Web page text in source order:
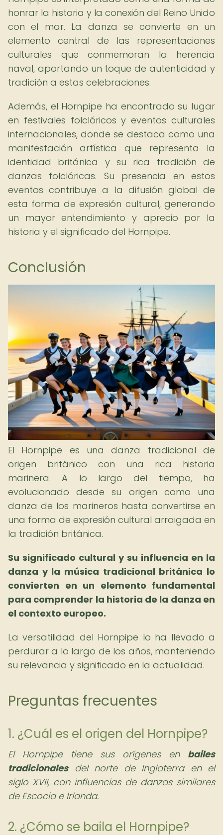
honrar la historia y la conexión del Reino Unido
con el mar. La danza se convierte en un
elemento central de las representaciones
culturales que conmemoran la herencia
naval, aportando un toque de autenticidad y
tradición a estas celebraciones.
Además, el Hornpipe ha encontrado su lugar
en festivales folclóricos y eventos culturales
internacionales, donde se destaca como una
manifestación artística que representa la
identidad británica y su rica tradición de
danzas folclóricas. Su presencia en estos
eventos contribuye a la difusión global de
esta forma de expresión cultural, generando
un mayor entendimiento y aprecio por la
historia y el significado del Hornpipe.
Conclusión
El Hornpipe es una danza tradicional de
origen británico con una rica historia
marinera. A lo largo del tiempo, ha
evolucionado desde su origen como una
danza de los marineros hasta convertirse en
una forma de expresión cultural arraigada en
la tradición británica.
Su significado cultural y su influencia en la
danza y la música tradicional británica lo
convierten en un elemento fundamental
para comprender la historia de la danza en
el contexto europeo.
La versatilidad del Hornpipe lo ha llevado a
perdurar a lo largo de los años, manteniendo
su relevancia y significado en la actualidad.
Preguntas frecuentes
1. ¿Cuál es el origen del Hornpipe?
El Hornpipe tiene sus orígenes en bailes
tradicionalesdel norte de Inglaterra en el
siglo XVII, con influencias de danzas similares
de Escocia e Irlanda.
2. ¿Cómo se baila el Hornpipe?